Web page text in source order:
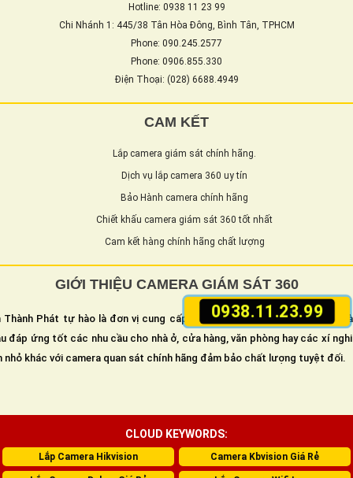
0938.11.23.99
Hotline: 0938 11 23 99
Chi Nhánh 1: 445/38 Tân Hòa Đông, Bình Tân, TPHCM
Phone: 090.245.2577
Phone: 0906.855.330
Điện Thoại: (028) 6688.4949
CAM KẾT
Lắp camera giám sát chính hãng.
Dịch vụ lắp camera 360 uy tín
Bảo Hành camera chính hãng
Chiết khấu camera giám sát 360 tốt nhất
Cam kết hàng chính hãng chất lượng
GIỚI THIỆU CAMERA GIÁM SÁT 360
Thành Phát tự hào là đơn vị cung cấp và lắp camera giám sát an ninh
đáp ứng tốt các nhu cầu cho nhà ở, cửa hàng, văn phòng hay các xí
nhỏ khác với camera quan sát chính hãng đảm bảo chất lượng tuyệt đối.
CLOUD KEYWORDS:
Lắp Camera Hikvision Camera Kbvision Giá Rẻ